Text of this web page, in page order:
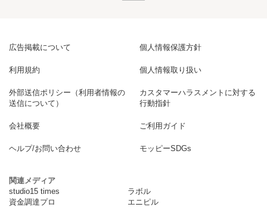
広告掲載について 個人情報保護方針
利用規約 個人情報取り扱い
外部送信ポリシー（利用者情報の
送信について）
カスタマーハラスメントに対する
行動指針
会社概要 ご利用ガイド
ヘルプ/お問い合わせ モッピーSDGs
関連メディア
studio15 times
ラボル
資金調達プロ
エニピル